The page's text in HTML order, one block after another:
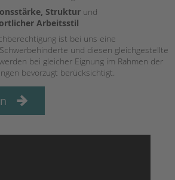
Struktur und
Arbeitsstil
ist bei uns eine
und diesen gleichgestellte
bei gleicher Eignung im Rahmen der
bevorzugt berücksichtigt.